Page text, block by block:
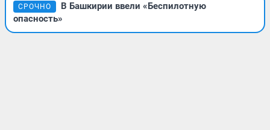
СРОЧНО
В Башкирии ввели «Беспилотную
опасность»